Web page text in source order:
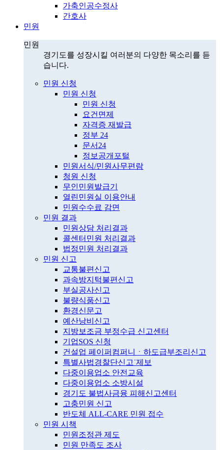
가축인공수정사
간호사
민원
민원
경기도를 성장시킬 여러분의 다양한 목소리를 듣
습니다.
민원 신청
민원 신청
민원 신청
요건면제
자격증 재발급
정부 24
문서24
정보공개포털
민원서식/민원사무편람
청원 신청
무인민원발급기
열린민원실 이용안내
민원수수료 감면
민원 결과
민원상담 처리결과
콜센터민원 처리결과
법정민원 처리결과
민원 신고
교통불편신고
과속방지턱불편신고
부실공사신고
불량식품신고
환경신문고
예산낭비신고
지방보조금 부정수급 신고센터
기업SOS 신청
건설업 페이퍼컴퍼니ㆍ하도급부조리신고
특별사법경찰단신고˙제보
다중이용업소 안전교육
다중이용업소 소방시설
경기도 불법사금융 피해신고센터
고충민원 신고
반도체 ALL-CARE 민원 접수
민원 시책
민원조정관 제도
민원 만족도 조사